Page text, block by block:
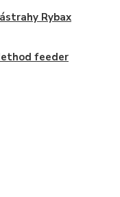
Rybax
feeder